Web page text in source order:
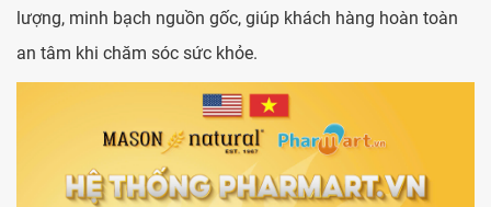
lượng, minh bạch nguồn gốc, giúp khách hàng hoàn toàn
an tâm khi chăm sóc sức khỏe.